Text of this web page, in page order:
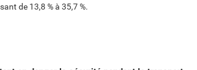
de 13,8 % à 35,7 %.